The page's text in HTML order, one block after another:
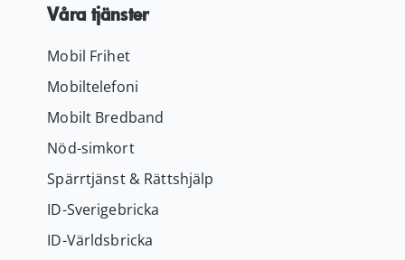
Våra tjänster
Mobil Frihet
Mobiltelefoni
Mobilt Bredband
Nöd-simkort
Spärrtjänst & Rättshjälp
ID-Sverigebricka
ID-Världsbricka